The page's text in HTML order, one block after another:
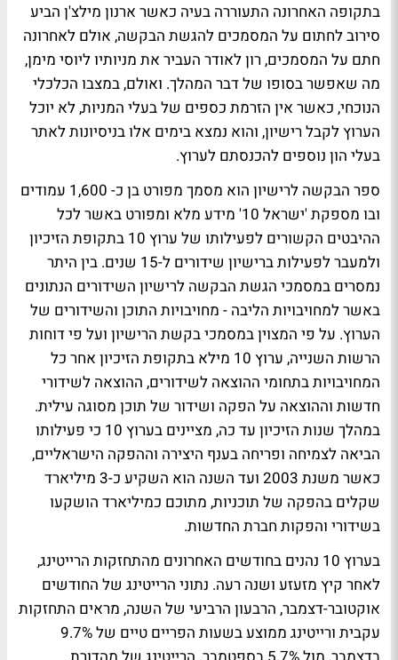
בתקופה האחרונה התעוררה בעיה כאשר ארנון מילצ'ן הביע
סירוב לחתום על המסמכים להגשת הבקשה, אולם לאחרונה
חתם על המסמכים, רון לאודר העביר את מניותיוליוסי מימן,
מה שאפשר בסופו של דבר המהלך. ואולם, במצבו הכלכלי
הנוכחי, כאשר אין הזרמת כספים של בעלי המניות, לא יוכל
הערוץ לקבל רישיון, והוא נמצא בימים אלו בניסיונות לאתר
בעלי הון נוספים להכנסתם לערוץ.
ספר הבקשה לרישיון הוא מסמך מפורט בן כ- 1,600 עמודים
ובו מספקת 'ישראל 10' מידע מלא ומפורט באשר לכל
ההיבטים הקשורים לפעילותו של ערוץ 10 בתקופת הזיכיון
ולמעבר לפעילות ברישיון שידורים ל-15 שנים. בין היתר
נמסרים במסמכי הגשת הבקשה לרישיון השידורים הנתונים
באשר למחויבויות הליבה - מחויבויות התוכן והשידורים של
הערוץ. על פי המצוין במסמכי בקשת הרישיון ועל פי דוחות
הרשות השנייה, ערוץ 10 מילא בתקופת הזיכיון אחר כל
המחויבויות בתחומי ההוצאה לשידורים, ההוצאה לשידורי
חדשות וההוצאה על הפקה ושידור של תוכן מסוגה עילית.
במהלך שנות הזיכיון עד כה, מציינים בערוץ 10 כי פעילותו
הביאה לצמיחה ופריחה בענף היצירה וההפקה הישראליים,
כאשר משנת 2003 ועד השנה הוא השקיע כ-3 מיליארד
שקלים בהפקה של תוכניות, מתוכם כמיליארד הושקעו
בשידורי והפקות חברת החדשות.
בערוץ 10 נהנים בחודשים האחרונים מהתחזקות הרייטינג,
לאחר קיץ מזעזע ושנה רעה. נתוני הרייטינג של החודשים
אוקטובר-דצמבר, הרבעון הרביעי של השנה, מראים התחזקות
עקבית ורייטינג ממוצע בשעות הפריים טיים של 9.7%